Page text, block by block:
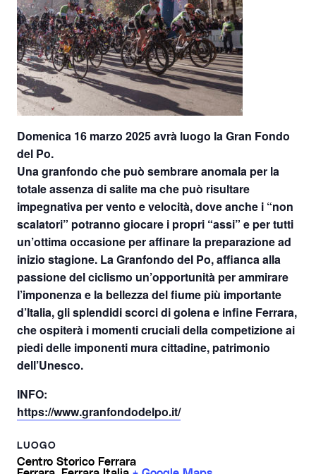
Domenica 16 marzo 2025avrà luogo laGran Fondo
del Po.
Una granfondo che può sembrare anomala per la
totale assenza di salite ma che può risultare
impegnativa per vento e velocità, dove anche i “non
scalatori” potranno giocare i propri “assi” e per tutti
un’ottima occasione per affinare la preparazione ad
inizio stagione. La Granfondo del Po, affianca alla
passione del ciclismo un’opportunità per ammirare
l’imponenza e la bellezza del fiume più importante
d’Italia, gli splendidi scorci di golena e infine Ferrara,
che ospiterà i momenti cruciali della competizione ai
piedi delle imponenti mura cittadine, patrimonio
dell’Unesco.
INFO:
https://www.granfondodelpo.it/
LUOGO
Centro Storico Ferrara